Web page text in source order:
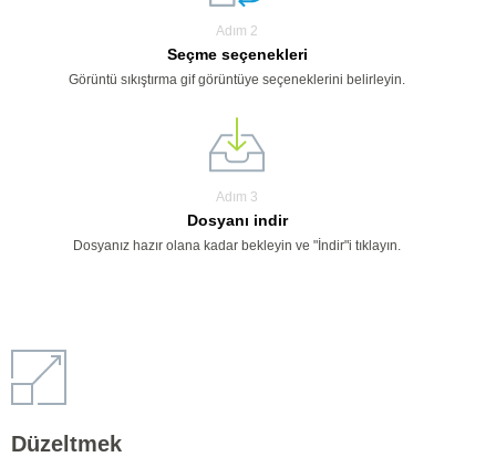
Adım 2
Seçme seçenekleri
Görüntü sıkıştırma gif görüntüye seçeneklerini belirleyin.
Adım 3
Dosyanı indir
Dosyanız hazır olana kadar bekleyin ve "İndir"i tıklayın.
Düzeltmek